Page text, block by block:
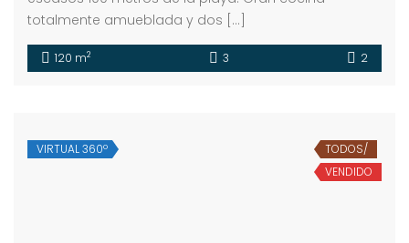
totalmente amueblada y dos […]
120 m2 3 2
VIRTUAL 360º
TODOS/
VENDIDO